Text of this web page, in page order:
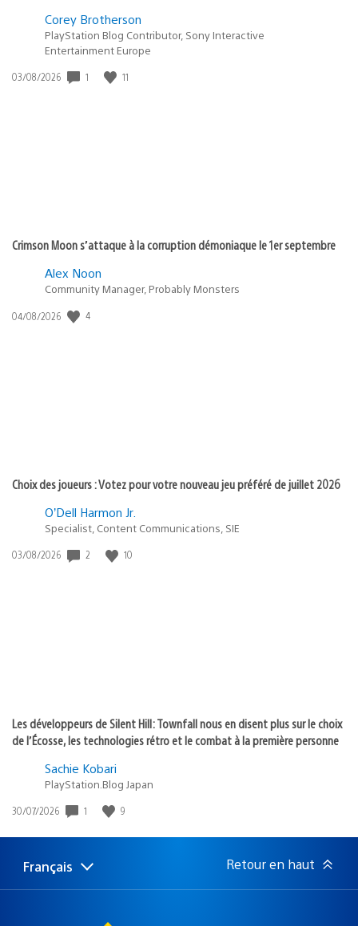
Corey Brotherson
PlayStation Blog Contributor, Sony Interactive
Entertainment Europe
Date
03/08/2026 1 11
Crimson Moon s’attaque à la corruption démoniaque le 1er septembre
Alex Noon
Community Manager, Probably Monsters
Date
04/08/2026 4
Choix des joueurs : Votez pour votre nouveau jeu préféré de juillet 2026
O’Dell Harmon Jr.
Specialist, Content Communications, SIE
Date
03/08/2026 2 10
Les développeurs de Silent Hill: Townfall nous en disent plus sur le choix
de l’Écosse, les technologies rétro et le combat à la première personne
Sachie Kobari
PlayStation.Blog Japan
Date
publication
30/07/2026 1 9
Choisir
une
Région
actuelle
Français Retour en haut